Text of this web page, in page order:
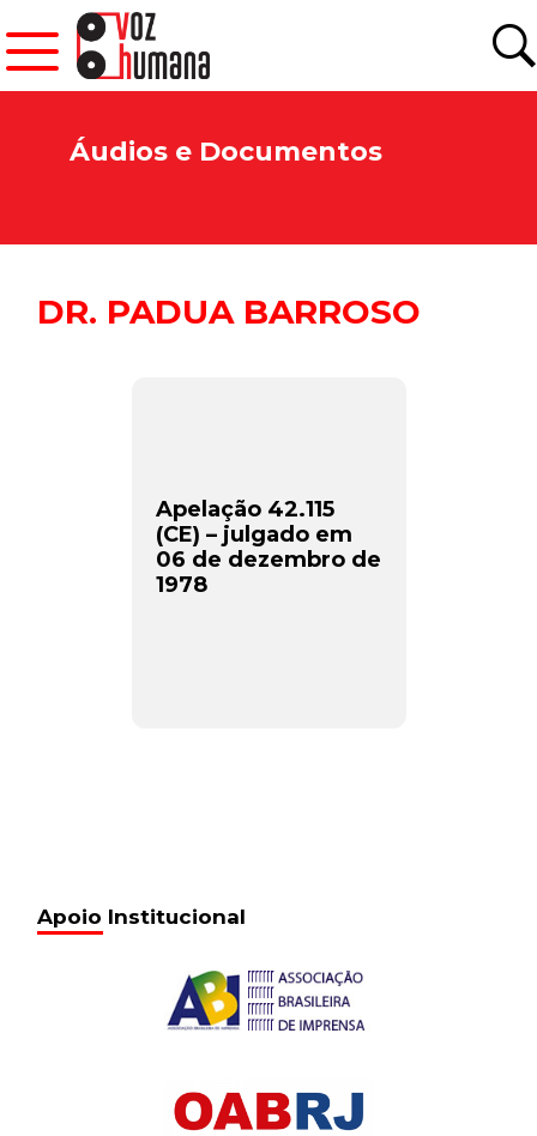
Áudios e Documentos
DR. PADUA BARROSO
Apelação 42.115
(CE) – julgado em
06 de dezembro de
1978
Apoio Institucional